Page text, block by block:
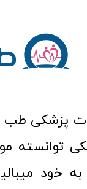
به خود